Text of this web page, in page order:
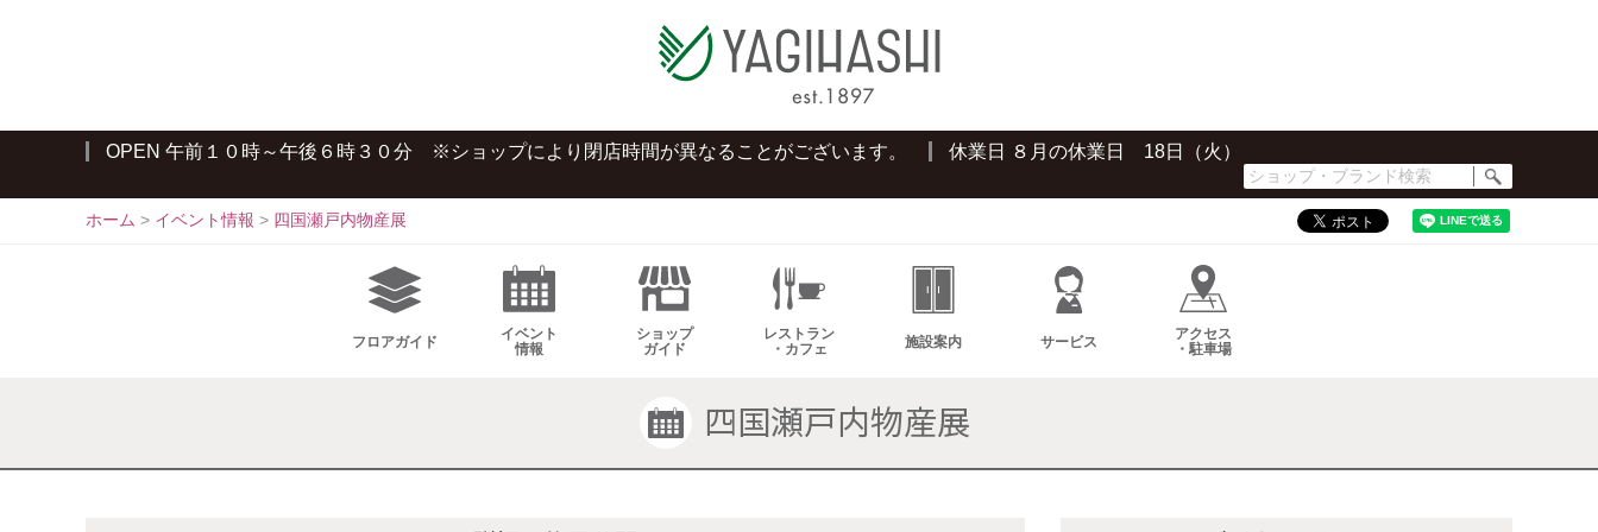
t
OPEN 午前１０時～午後６時３０分 ※ショップにより閉店時間が異なることがございます。
休業日 ８月の休業日 18日（火）
シ
ョ
ホーム > イベント情報 > 四国瀬戸内物産展
フロアガイド
イベント
情報
ショップ
ガイド
レストラン
・カフェ
施設案内 サービス
アクセス
・駐車場
四国瀬戸内物産展